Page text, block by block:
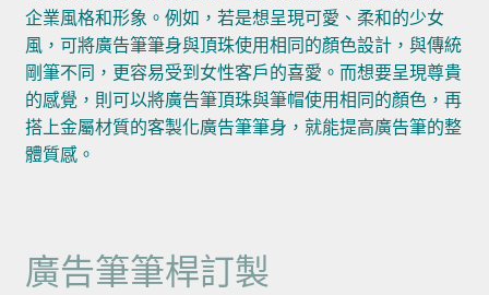
企業風格和形象。例如，若是想呈現可愛、柔和的少女
風，可將廣告筆筆身與頂珠使用相同的顏色設計，與傳統
剛筆不同，更容易受到女性客戶的喜愛。而想要呈現尊貴
的感覺，則可以將廣告筆頂珠與筆帽使用相同的顏色，再
搭上金屬材質的客製化廣告筆筆身，就能提高廣告筆的整
體質感。
廣告筆筆桿訂製